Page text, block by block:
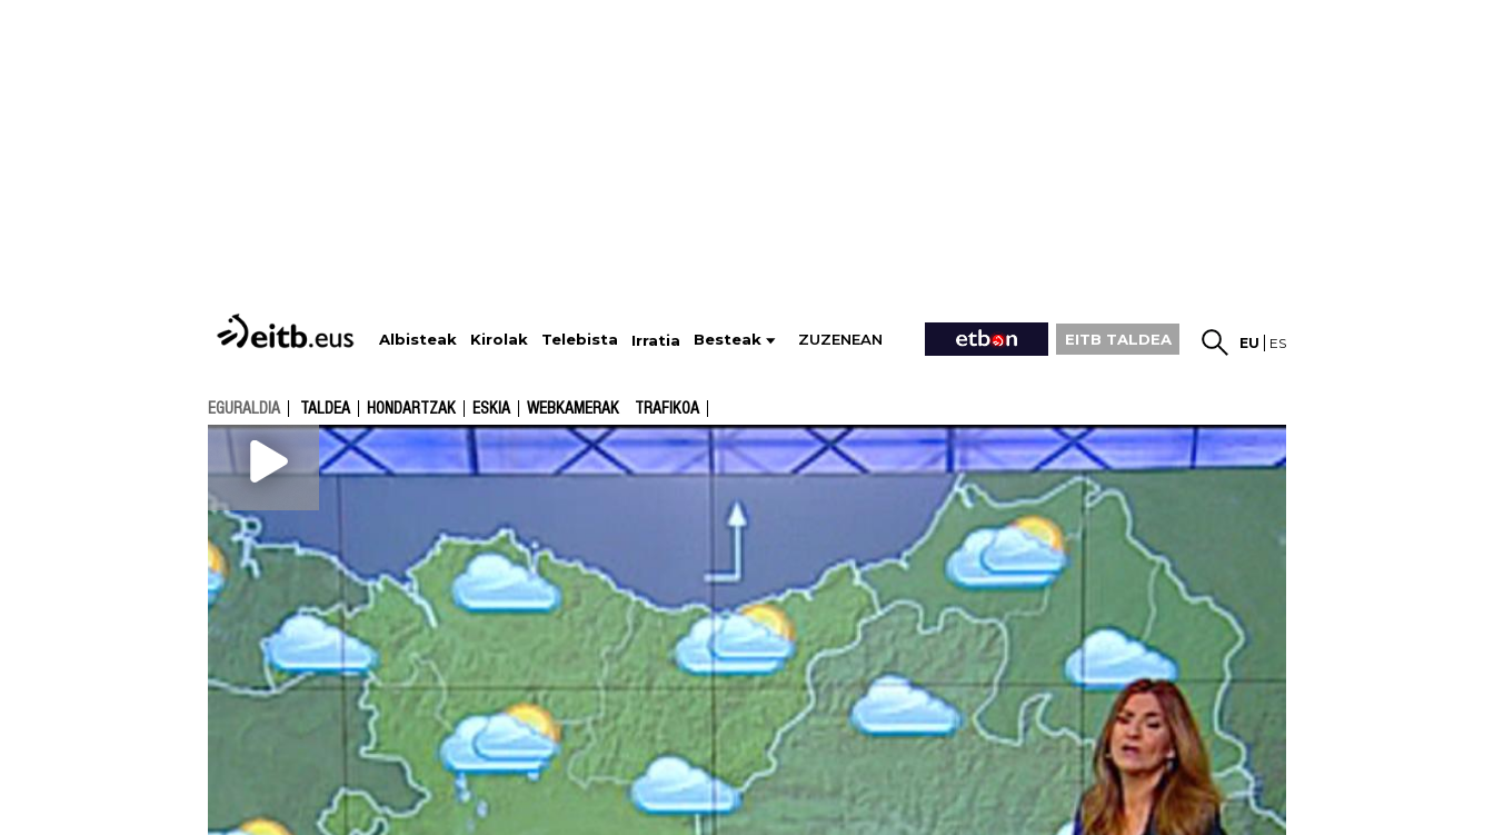
Albisteak Kirolak Telebista Irratia Besteak ZUZENEAN EITB TALDEA EU ES
EGURALDIA TALDEA HONDARTZAK ESKIA WEBKAMERAK TRAFIKOA